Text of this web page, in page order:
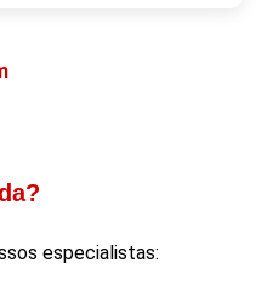
especialistas: